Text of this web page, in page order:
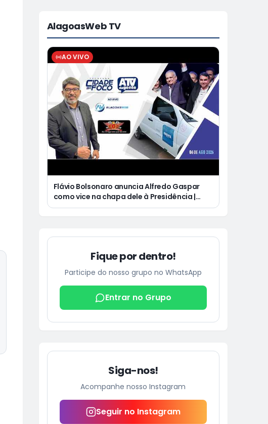
AlagoasWeb TV
AO VIVO
Flávio Bolsonaro anuncia Alfredo Gaspar
como vice na chapa dele à Presidência |
Justiça condena Equatorial a pagar R$ 3 mil
Fique por dentro!
Participe do nosso grupo no WhatsApp
Entrar no Grupo
Siga-nos!
Acompanhe nosso Instagram
Seguir no Instagram